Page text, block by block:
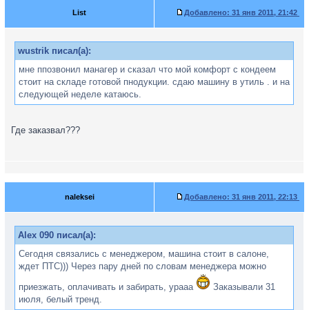
List Добавлено: 31 янв 2011, 21:42
wustrik писал(а):
мне ппозвонил манагер и сказал что мой комфорт с кондеем
стоит на складе готовой пнодукции. сдаю машину в утиль . и на
следующей неделе катаюсь.
Где заказвал???
naleksei Добавлено: 31 янв 2011, 22:13
Alex 090 писал(а):
Сегодня связались с менеджером, машина стоит в салоне,
ждет ПТС))) Через пару дней по словам менеджера можно
приезжать, оплачивать и забирать, урааа
Заказывали 31
июля, белый тренд.